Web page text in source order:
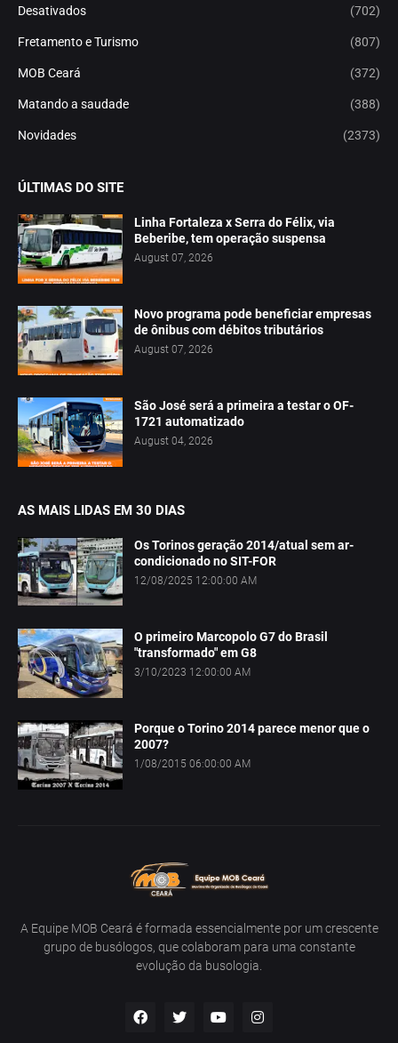
Desativados (702)
Fretamento e Turismo (807)
MOB Ceará (372)
Matando a saudade (388)
Novidades (2373)
ÚLTIMAS DO SITE
Linha Fortaleza x Serra do Félix, via
Beberibe, tem operação suspensa
August 07, 2026
Novo programa pode beneficiar empresas
de ônibus com débitos tributários
August 07, 2026
São José será a primeira a testar o OF-
1721 automatizado
August 04, 2026
AS MAIS LIDAS EM 30 DIAS
Os Torinos geração 2014/atual sem ar-
condicionado no SIT-FOR
12/08/2025 12:00:00 AM
O primeiro Marcopolo G7 do Brasil
"transformado" em G8
3/10/2023 12:00:00 AM
Porque o Torino 2014 parece menor que o
2007?
1/08/2015 06:00:00 AM
A Equipe MOB Ceará é formada essencialmente por um crescente
grupo de busólogos, que colaboram para uma constante
evolução da busologia.